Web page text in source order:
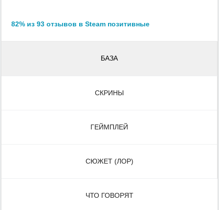
82% из 93 отзывов в Steam позитивные
БАЗА
СКРИНЫ
ГЕЙМПЛЕЙ
СЮЖЕТ (ЛОР)
ЧТО ГОВОРЯТ